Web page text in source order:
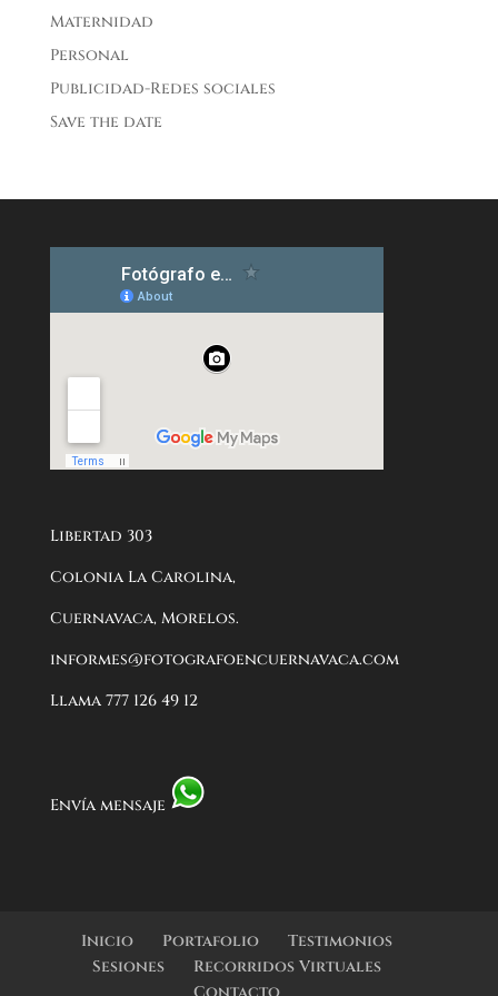
Maternidad
Personal
Publicidad-Redes sociales
Save the date
Libertad 303
Colonia La Carolina,
Cuernavaca, Morelos.
informes@fotografoencuernavaca.com
Llama 777 126 49 12
Envía mensaje
Inicio Portafolio
Testimonios
Sesiones
Recorridos Virtuales